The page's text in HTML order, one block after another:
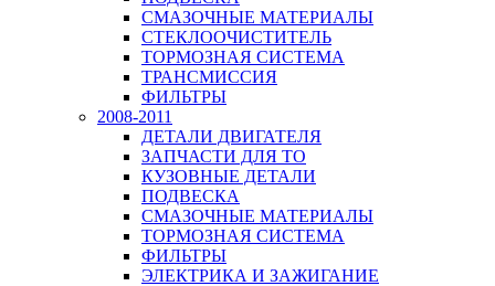
СМАЗОЧНЫЕ МАТЕРИАЛЫ
СТЕКЛООЧИСТИТЕЛЬ
ТОРМОЗНАЯ СИСТЕМА
ТРАНСМИССИЯ
ФИЛЬТРЫ
2008-2011
ДЕТАЛИ ДВИГАТЕЛЯ
ЗАПЧАСТИ ДЛЯ ТО
КУЗОВНЫЕ ДЕТАЛИ
ПОДВЕСКА
СМАЗОЧНЫЕ МАТЕРИАЛЫ
ТОРМОЗНАЯ СИСТЕМА
ФИЛЬТРЫ
ЭЛЕКТРИКА И ЗАЖИГАНИЕ